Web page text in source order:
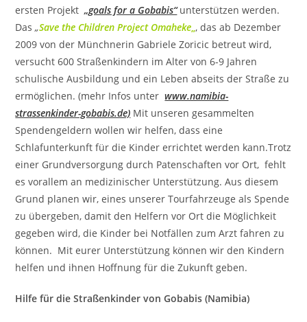
ersten Projekt„goals for a Gobabis“unterstützen werden.
Das„Save the Children Project Omaheke„, das ab Dezember
2009 von der Münchnerin Gabriele Zoricic betreut wird,
versucht 600 Straßenkindern im Alter von 6-9 Jahren
schulische Ausbildung und ein Leben abseits der Straße zu
ermöglichen. (mehr Infos unterwww.namibia-
strassenkinder-gobabis.de) Mit unseren gesammelten
Spendengeldern wollen wir helfen, dass eine
Schlafunterkunft für die Kinder errichtet werden kann.Trotz
einer Grundversorgung durch Patenschaften vor Ort, fehlt
es vorallem an medizinischer Unterstützung. Aus diesem
Grund planen wir, eines unserer Tourfahrzeuge als Spende
zu übergeben, damit den Helfern vor Ort die Möglichkeit
gegeben wird, die Kinder bei Notfällen zum Arzt fahren zu
können. Mit eurer Unterstützung können wir den Kindern
helfen und ihnen Hoffnung für die Zukunft geben.
Hilfe für die Straßenkinder von Gobabis (Namibia)